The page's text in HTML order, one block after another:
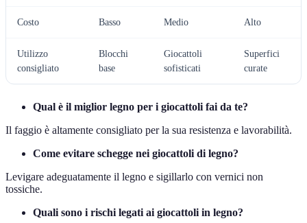
Costo Basso Medio Alto
Utilizzo
consigliato
Blocchi
base
Giocattoli
sofisticati
Superfici
curate
Qual è il miglior legno per i giocattoli fai da te?
Il faggio è altamente consigliato per la sua resistenza e lavorabilità.
Come evitare schegge nei giocattoli di legno?
Levigare adeguatamente il legno e sigillarlo con vernici non
tossiche.
Quali sono i rischi legati ai giocattoli in legno?